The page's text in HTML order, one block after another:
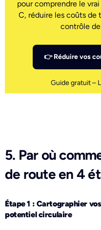
pour comprendre le
C, réduire les coûts
contrôle
👉 Réduire vos
Guide gratuit –
5. Par où
de route en 4
Étape 1 : Cartographier
potentiel circulaire